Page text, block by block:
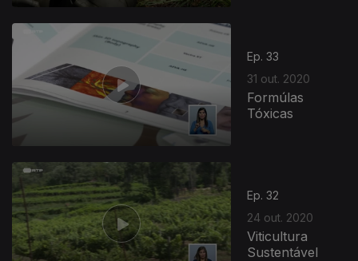
Ep. 33
31 out. 2020
Formúlas
Tóxicas
Ep. 32
24 out. 2020
Viticultura
Sustentável